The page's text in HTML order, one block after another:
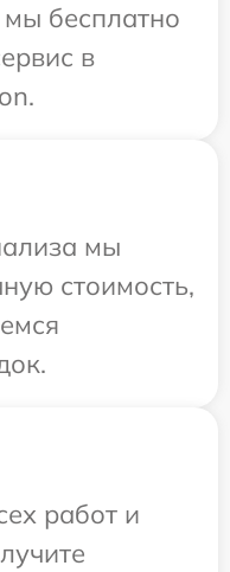
бесплатно
в
мы
стоимость,
работ и